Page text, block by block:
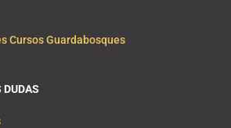
Cursos Guardabosques